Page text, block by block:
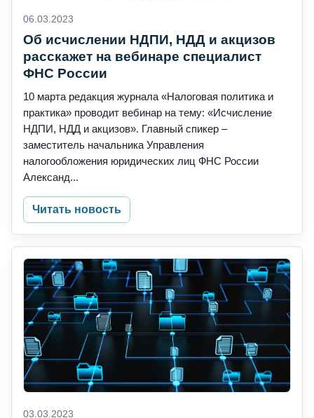
06.03.2023
Об исчислении НДПИ, НДД и акцизов
расскажет на вебинаре специалист
ФНС России
10 марта редакция журнала «Налоговая политика и
практика» проводит вебинар на тему: «Исчисление
НДПИ, НДД и акцизов». Главный спикер –
заместитель начальника Управления
налогообложения юридических лиц ФНС России
Александ...
Читать новость
03.03.2023